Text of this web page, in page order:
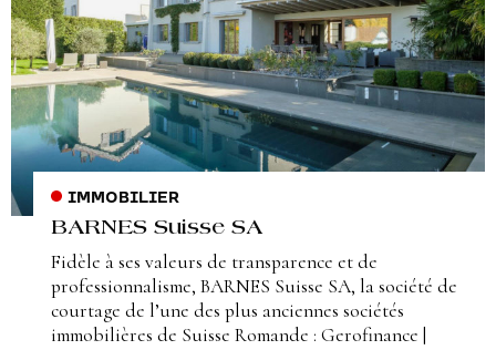
IMMOBILIER
BARNES Suisse SA
Fidèle à ses valeurs de transparence et de
professionnalisme, BARNES Suisse SA, la société de
courtage de l’une des plus anciennes sociétés
immobilières de Suisse Romande : Gerofinance |